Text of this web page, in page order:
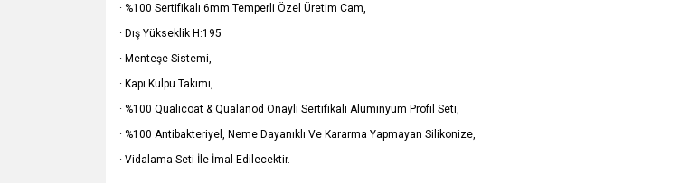
· %100 Sertifikalı 6mm Temperli Özel Üretim Cam,
· Dış Yükseklik H:195
· Menteşe Sistemi,
· Kapı Kulpu Takımı,
· %100 Qualicoat & Qualanod Onaylı Sertifikalı Alüminyum Profil Seti,
· %100 Antibakteriyel, Neme Dayanıklı Ve Kararma Yapmayan Silikonize,
· Vidalama Seti İle İmal Edilecektir.